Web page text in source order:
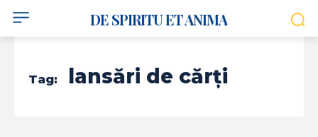
DE SPIRITU ET ANIMA
Tag: lansări de cărți